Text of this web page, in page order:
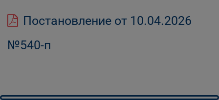
Постановление от 10.04.2026
№540-п